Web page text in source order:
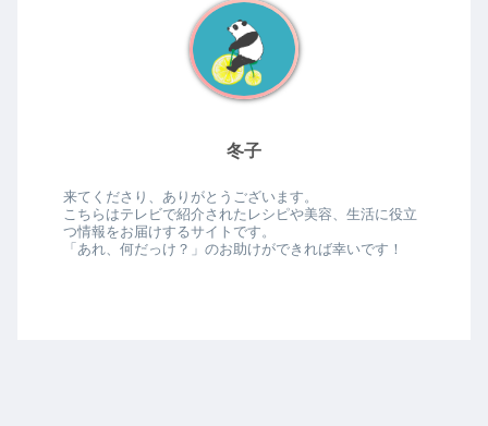
冬子
来てくださり、ありがとうございます。
こちらはテレビで紹介されたレシピや美容、生活に役立
つ情報をお届けするサイトです。
「あれ、何だっけ？」のお助けができれば幸いです！